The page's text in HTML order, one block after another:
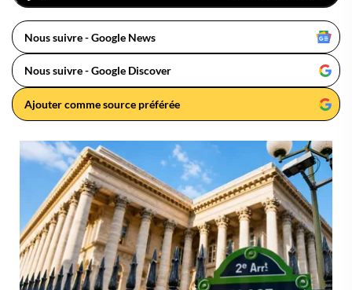
Nous suivre - Google News
Nous suivre - Google Discover
Ajouter comme source préférée